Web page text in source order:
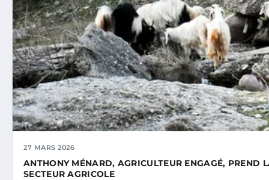
27 MARS 2026
ANTHONY MÉNARD, AGRICULTEUR ENGAGÉ, PREND
SECTEUR AGRICOLE